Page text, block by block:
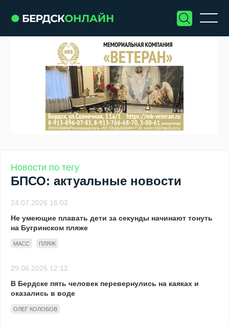
Новости по тегу
БПСО: актуальные новости
24.07.2026 16:02
Не умеющие плавать дети за секунды начинают тонуть
на Бугринском пляже
МАСС ПЛЯЖ
29.06.2026 12:12
В Бердске пять человек перевернулись на каяках и
оказались в воде
ОЛЕГ КОЛОБОВ